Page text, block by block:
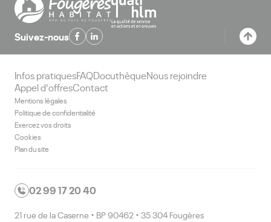
Suivez-nous
Infos pratiquesFAQDocuthèqueNous rejoindre
Appel d'offresContact
Mentions légales
Politique de confidentialité
Exercez vos droits
Cookies
Plan du site
02 99 17 20 40
21 rue de la Caserne • BP 90462 • 35 304 Fougères